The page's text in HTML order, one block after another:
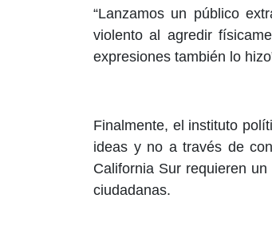
“Lanzamos un público
violento al agredir
expresiones también lo
Finalmente, el instituto
ideas y no a través de
California Sur requieren
ciudadanas.